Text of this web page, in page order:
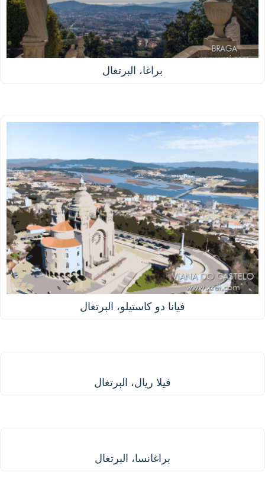
براغا، البرتغال
فيانا دو كاستيلو، البرتغال
فيلا ريال، البرتغال
براغانسا، البرتغال